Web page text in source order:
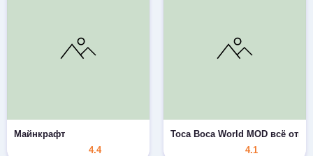
Майнкрафт
4.4
Toca Boca World MOD всё
4.1